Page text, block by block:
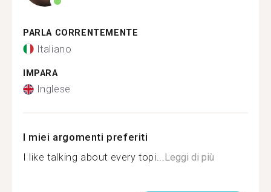
PARLA CORRENTEMENTE
Italiano
IMPARA
Inglese
I miei argomenti preferiti
I like talking about every topi...Leggi di più